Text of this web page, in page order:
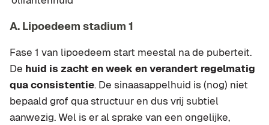
A. Lipoedeem stadium 1
Fase 1 van lipoedeem start meestal na de puberteit.
De huid is zacht en week en verandert regelmatig
qua consistentie. De sinaasappelhuid is (nog) niet
bepaald grof qua structuur en dus vrij subtiel
aanwezig. Wel is er al sprake van een ongelijke,